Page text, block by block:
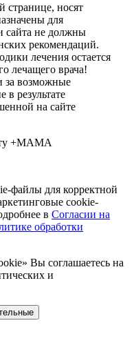
странице, носят
для
сайта не должны
рекомендаций.
лечения остается
лечащего врача!
за возможные
в результате
на сайте
+МАМА
файлы для корректной
cookie-
в Согласии на
обработки
Вы соглашаетесь на
и